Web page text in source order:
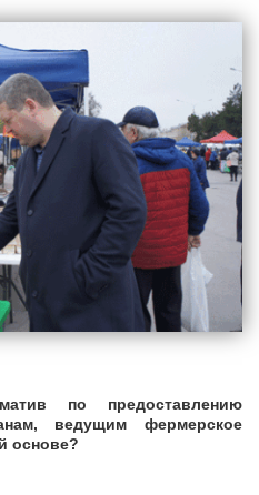
по предоставлению
ведущим фермерское
основе?